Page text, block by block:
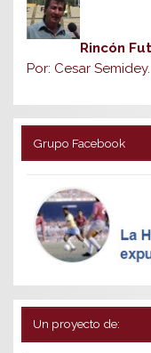
Rincón
Por: Cesar Semidey.
Grupo Facebook
Un proyecto de: